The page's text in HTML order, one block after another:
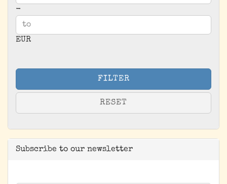
-
EUR
FILTER
RESET
Subscribe to our newsletter